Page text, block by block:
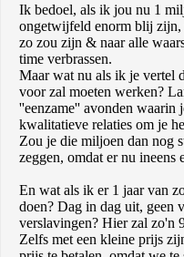
Ik bedoel, als ik jou nu 1
ongetwijfeld enorm blij
zo zou zijn & naar alle
time verbrassen.
Maar wat nu als ik je vertel
voor zal moeten werken?
''eenzame'' avonden
kwalitatieve relaties om je
Zou je die miljoen dan nog
zeggen, omdat er nu ineens
En wat als ik er 1 jaar van
doen? Dag in dag uit, geen
verslavingen? Hier zal zo'n
Zelfs met een kleine prijs